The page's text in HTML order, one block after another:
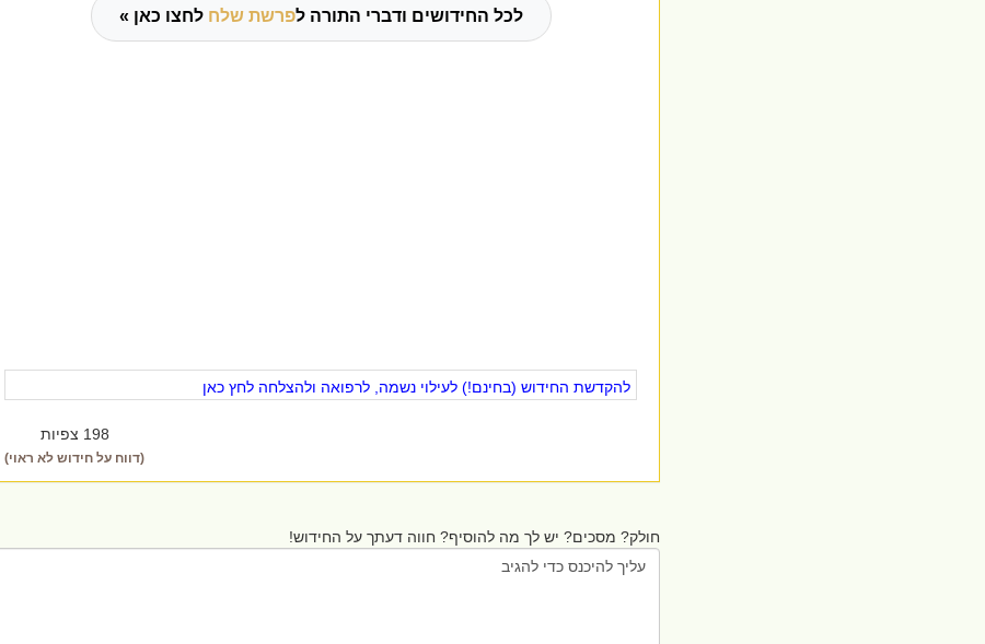
לכל החידושים ודברי התורה לפרשת שלח לחצו כאן »
להקדשת החידוש (בחינם!) לעילוי נשמה, לרפואה ולהצלחה לחץ כאן
198 צפיות
(דווח על חידוש לא ראוי)
חולק? מסכים? יש לך מה להוסיף? חווה דעתך על החידוש!